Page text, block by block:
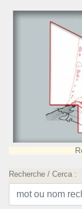
Recherche / Cerca :